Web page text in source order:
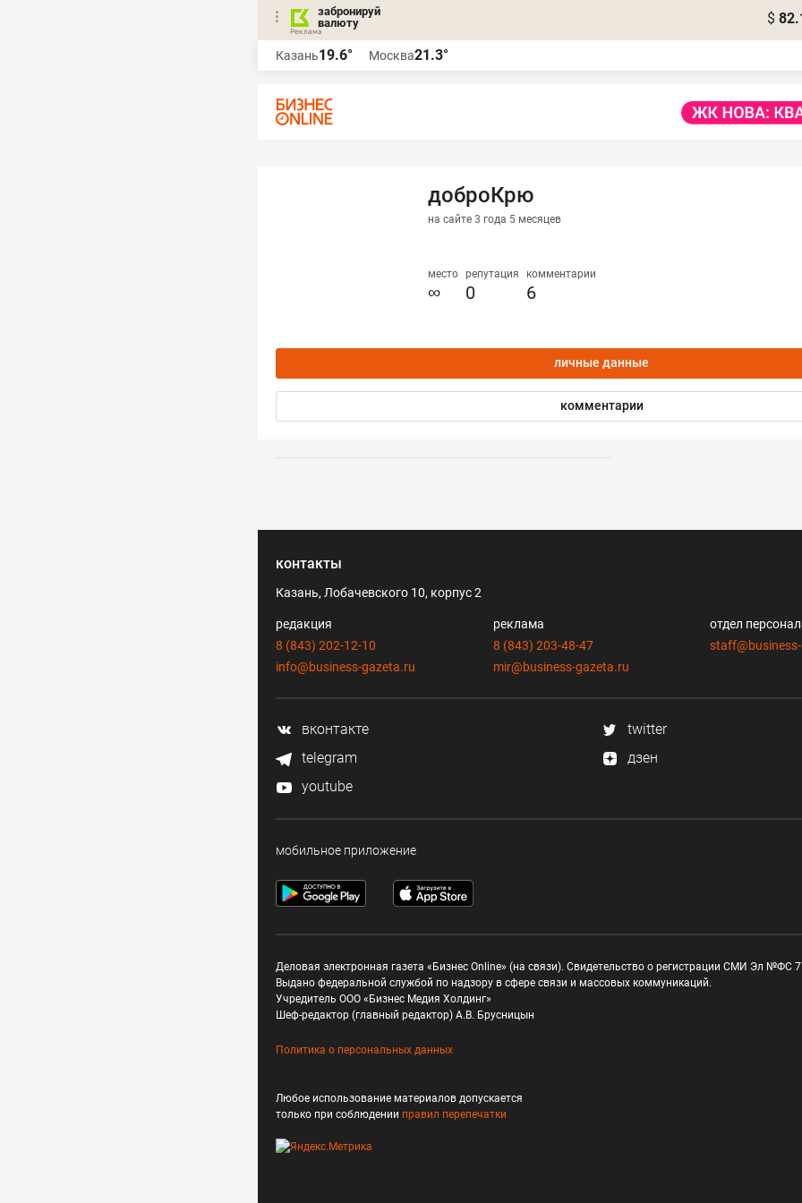
забронируй
валюту
$
Казань19.6° Москва21.3°
доброКрю
на сайте 3 года 5 месяцев
место
∞
репутация
0
комментарии
6
личные данные
комментарии
контакты
Казань, Лобачевского 10, корпус 2
редакция
8 (843) 202-12-10
info@business-gazeta.ru
реклама
8 (843) 203-48-47
mir@business-gazeta.ru
отдел
вконтакте
twitter
telegram
дзен
youtube
мобильное приложение
Деловая электронная газета «Бизнес Online» (на связи). Свидетельство о регистрации СМИ Эл №ФС
Выдано федеральной службой по надзору в сфере связи и массовых коммуникаций.
Учредитель ООО «Бизнес Медия Холдинг»
Шеф-редактор (главный редактор) А.В. Брусницын
Политика о персональных данных
Любое использование материалов допускается
только при соблюдении правил перепечатки